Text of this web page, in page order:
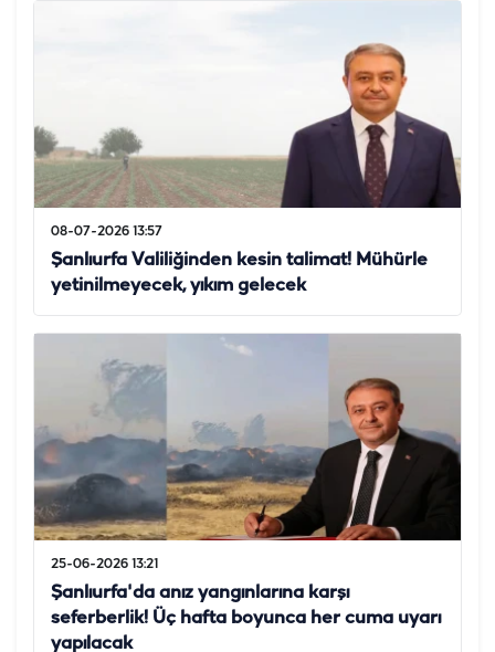
08-07-2026 13:57
Şanlıurfa Valiliğinden kesin talimat! Mühürle
yetinilmeyecek, yıkım gelecek
25-06-2026 13:21
Şanlıurfa'da anız yangınlarına karşı
seferberlik! Üç hafta boyunca her cuma uyarı
yapılacak